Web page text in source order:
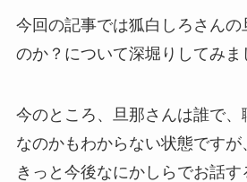
今回の記事では狐白しろさんの
のか？について深堀りしてみま
今のところ、旦那さんは誰で
なのかもわからない状態ですが
きっと今後なにかしらでお話